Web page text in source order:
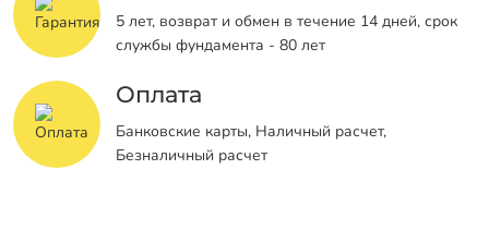
5 лет, возврат и обмен в течение 14 дней, срок
службы фундамента - 80 лет
Оплата
Банковские карты, Наличный расчет,
Безналичный расчет